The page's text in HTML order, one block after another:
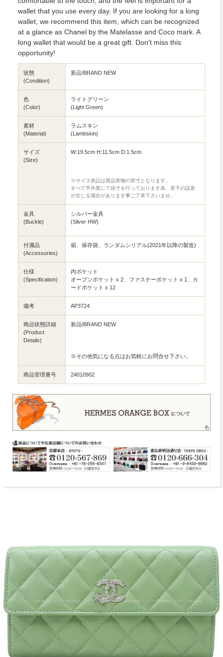
wallet that you use every day. If you are looking for a long
wallet, we recommend this item, which can be recognized
at a glance as Chanel by the Matelasse and Coco mark. A
long wallet that would be a great gift. Don't miss this
opportunity!
状態
(Condition)
新品/BRAND NEW
色
(Color)
ライトグリーン
(Light Green)
素材
(Material)
ラムスキン
(Lambskin)
サイズ
(Size)
W:19.5cm H:11.5cm D:1.5cm
※サイズ表記は商品実物の実寸となります。
すべて手作業にて採寸を行っております為、若干の誤差
が生じる場合があります事ご了承下さいませ。
金具
(Buckle)
シルバー金具
(Silver HW)
付属品
(Accessories)
箱、保存袋、ランダムシリアル(2021年以降の製造)
仕様
(Specification)
内ポケット
オープンポケット x 2、ファスナーポケット x 1、カ
ードポケット x 12
備考 AP3724
商品状態詳細
(Product
Details)
新品/BRAND NEW
※その他気になる点はお気軽にお問合せ下さい。
商品管理番号 24010902